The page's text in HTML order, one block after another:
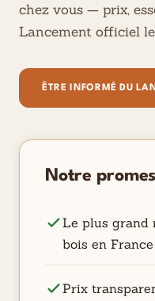
chez vous — prix,
Lancement officiel
ÊTRE INFORMÉ DU
Notre
Le plus grand
bois en France
Prix